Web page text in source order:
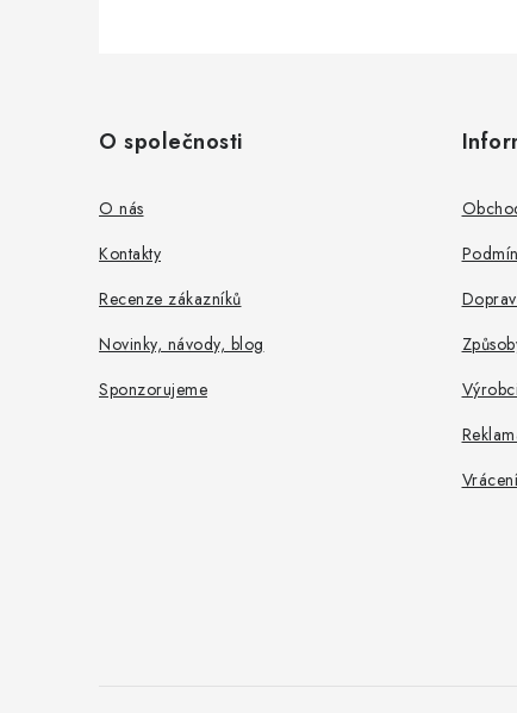
O společnosti
O nás
Kontakty
Recenze zákazníků
Novinky, návody, blog
Sponzorujeme